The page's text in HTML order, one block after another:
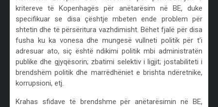
kritereve të Kopenhagës për anëtarësim në BE, duke
specifikuar se disa çështje mbeten ende problem për
shtetin dhe të përsëritura vazhdimisht. Bëhet fjalë për disa
fusha ku ka vonesa dhe mungesë vullneti politik për t’i
adresuar ato, siç është ndikimi politik mbi administratën
publike dhe gjyqësorin; zbatimi selektiv i ligjit; jostabiliteti i
brendshëm politik dhe marrëdhëniet e brishta ndëretnike,
korrupsioni, etj.
Krahas sfidave të brendshme për anëtarësimin në BE,